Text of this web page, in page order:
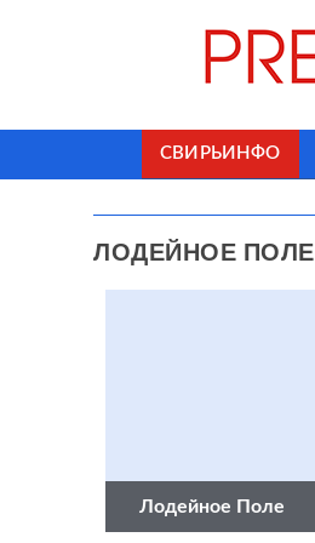
СВИРЬИНФО
ЛОДЕЙНОЕ ПОЛЕ
Лодейное Поле